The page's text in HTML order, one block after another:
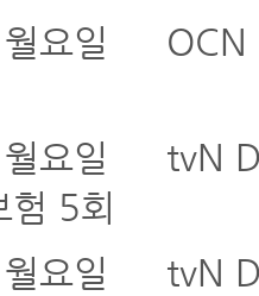
요일
요일
tvN
험 5회
요일
tvN